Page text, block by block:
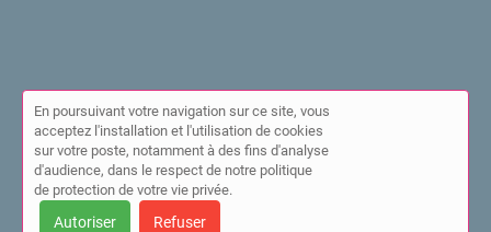
© Annuaire de l'IPPP 2026 |Plan du site|Mon compte
Mentions légales|Cookies
Cet annuaire a été créé avec ❤ par
En poursuivant votre navigation sur ce site, vous
acceptez l'installation et l'utilisation de cookies
sur votre poste, notamment à des fins d'analyse
d'audience, dans le respect de notre politique
de protection de votre vie privée.
Autoriser Refuser